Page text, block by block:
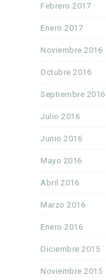
Febrero 2017
Enero 2017
Noviembre 2016
Octubre 2016
Septiembre 2016
Julio 2016
Junio 2016
Mayo 2016
Abril 2016
Marzo 2016
Enero 2016
Diciembre 2015
Noviembre 2015